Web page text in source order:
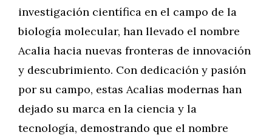
investigación científica en el campo de la
biología molecular, han llevado el nombre
Acalia hacia nuevas fronteras de innovación
y descubrimiento. Con dedicación y pasión
por su campo, estas Acalias modernas han
dejado su marca en la ciencia y la
tecnología, demostrando que el nombre